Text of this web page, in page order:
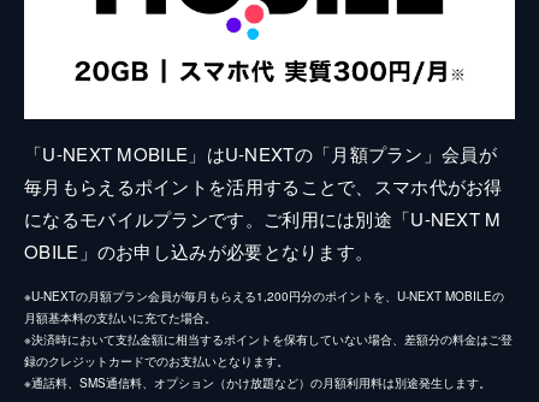
「U-NEXT MOBILE」はU-NEXTの「月額プラン」会員が
毎月もらえるポイントを活用することで、スマホ代がお得
になるモバイルプランです。ご利用には別途「U-NEXT M
OBILE」のお申し込みが必要となります。
※U-NEXTの月額プラン会員が毎月もらえる1,200円分のポイントを、U-NEXT MOBILEの
月額基本料の支払いに充てた場合。
※決済時において支払金額に相当するポイントを保有していない場合、差額分の料金はご登
録のクレジットカードでのお支払いとなります。
※通話料、SMS通信料、オプション（かけ放題など）の月額利用料は別途発生します。